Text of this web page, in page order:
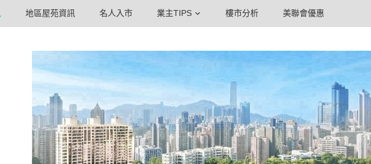
地區屋苑資訊 名人入市 業主TIPS 樓市分析 美聯會優惠